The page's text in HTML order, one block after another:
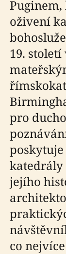
oživení
19.
pro
katedrály
jejího
co